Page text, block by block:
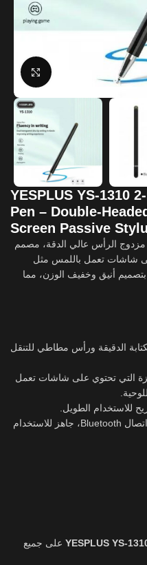
Click to enlarge
YESPLUS YS-1310
Pen – Double-
Screen Passive
الرأس عالي الدقة، مصمم
شاشات تعمل باللمس مثل
بتصميم أنيق وخفيف الوزن، مما
الدقيقة ورأس مطاطي للتنقل
التي تحتوي على شاشات تعمل
للاستخدام الطويل.
لا يحتاج إلى شحن أو اتصال Bluetooth، جاهز للاستخدام
YESPLUS YS- على جميع